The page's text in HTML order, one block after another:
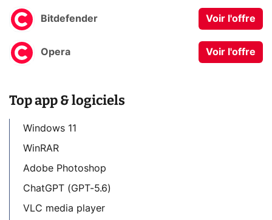
Bitdefender Voir l'offre
Opera Voir l'offre
Top app & logiciels
Windows 11
WinRAR
Adobe Photoshop
ChatGPT (GPT-5.6)
VLC media player